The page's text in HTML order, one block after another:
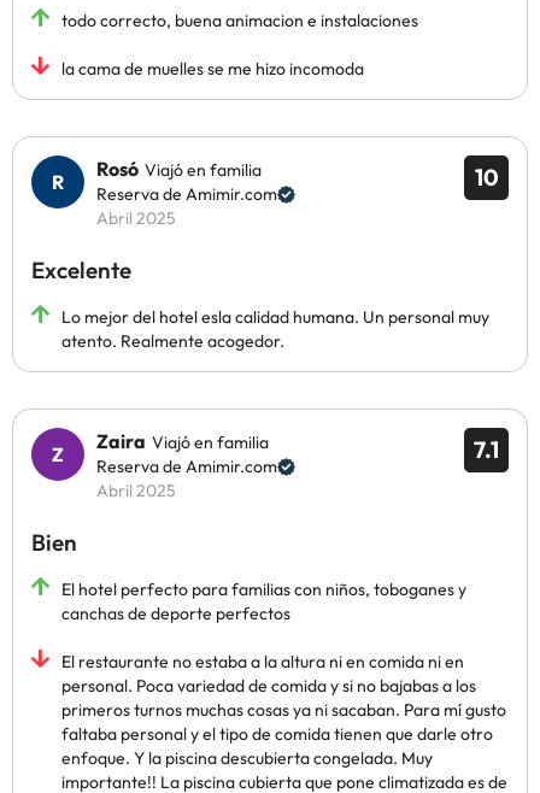
todo correcto, buena animacion e instalaciones
la cama de muelles se me hizo incomoda
10
Rosó Viajó en familia
Reserva de Amimir.com
Abril 2025
Excelente
Lo mejor del hotel esla calidad humana. Un personal muy
atento. Realmente acogedor.
7.1
Zaira Viajó en familia
Reserva de Amimir.com
Abril 2025
Bien
El hotel perfecto para familias con niños, toboganes y
canchas de deporte perfectos
El restaurante no estaba a la altura ni en comida ni en
personal. Poca variedad de comida y si no bajabas a los
primeros turnos muchas cosas ya ni sacaban. Para mí gusto
faltaba personal y el tipo de comida tienen que darle otro
enfoque. Y la piscina descubierta congelada. Muy
importante!! La piscina cubierta que pone climatizada es de